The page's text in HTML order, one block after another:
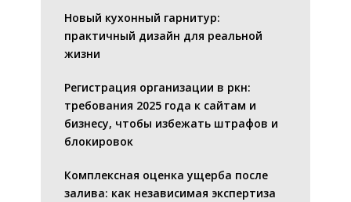
Новый кухонный гарнитур:
практичный дизайн для реальной
жизни
Регистрация организации в ркн:
требования 2025 года к сайтам и
бизнесу, чтобы избежать штрафов и
блокировок
Комплексная оценка ущерба после
залива: как независимая экспертиза